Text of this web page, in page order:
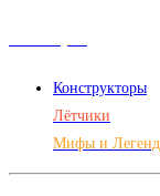
Конструкторы
Лётчики
Мифы и